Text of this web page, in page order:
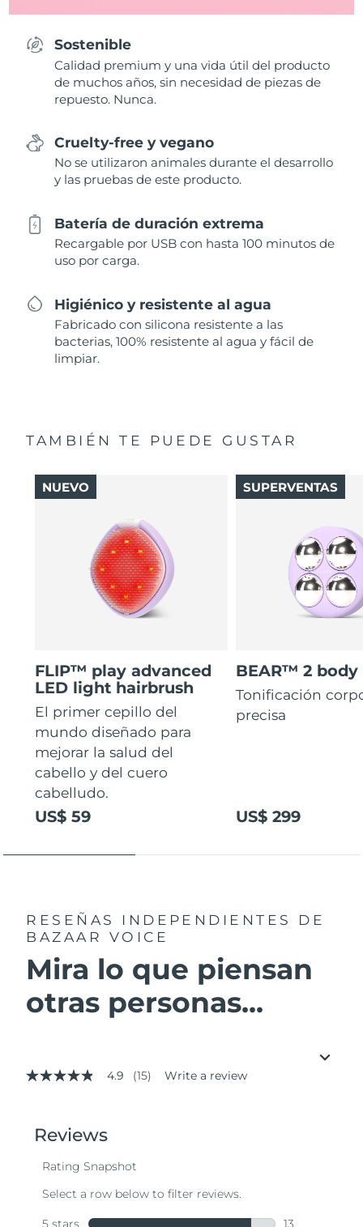
Sostenible
Calidad premium y una vida útil del producto
de muchos años, sin necesidad de piezas de
repuesto. Nunca.
Cruelty-free y vegano
No se utilizaron animales durante el desarrollo
y las pruebas de este producto.
Batería de duración extrema
Recargable por USB con hasta 100 minutos de
uso por carga.
Higiénico y resistente al agua
Fabricado con silicona resistente a las
bacterias, 100% resistente al agua y fácil de
limpiar.
TAMBIÉN TE PUEDE GUSTAR
FLIP™ play advanced
LED light hairbrush
El primer cepillo del
mundo diseñado para
mejorar la salud del
cabello y del cuero
cabelludo.
US$ 59
NUEVO
BEAR™ 2 body
Tonificación
precisa
US$ 299
SUPERVENTAS
RESEÑAS INDEPENDIENTES
DE
BAZAAR VOICE
Mira lo que piensan
otras personas...
4.9
stars,
average
value.
Same
4.9 (15) Write a review